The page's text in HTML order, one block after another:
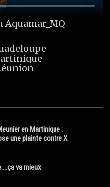
Aquamar_MQ
en Martinique :
une plainte contre X
…ça va mieux